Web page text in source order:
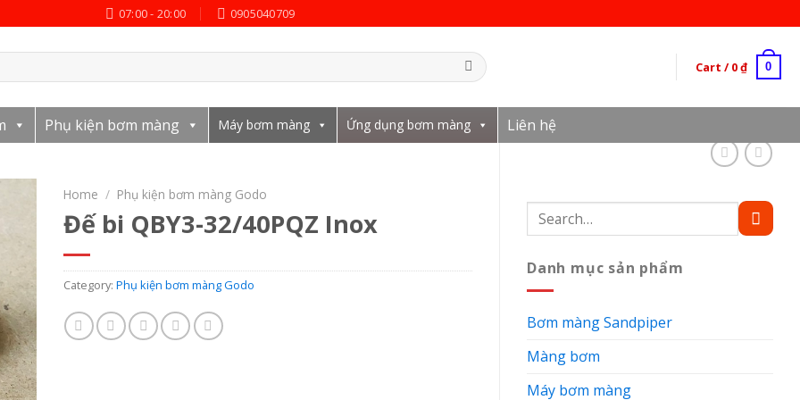
07:00 - 20:00 0905040709
Cart / 0₫ 0
Phụ kiện bơm màng Máy bơm màng Ứng dụng bơm màng Liên hệ
Search
for:
Danh mục sản phẩm
Bơm màng Sandpiper
Màng bơm
Máy bơm màng
Home / Phụ kiện bơm màng Godo
Đế bi QBY3-32/40PQZ Inox
Category: Phụ kiện bơm màng Godo